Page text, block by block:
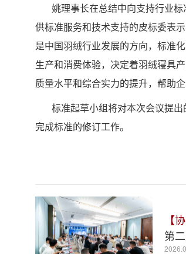
姚理事长在总结中向支持行业
供标准服务和技术支持的皮标委表
是中国羽绒行业发展的方向，标准
生产和消费体验，决定着羽绒寝具
质量水平和综合实力的提升，帮助
标准起草小组将对本次会议提
完成标准的修订工作。
【
第